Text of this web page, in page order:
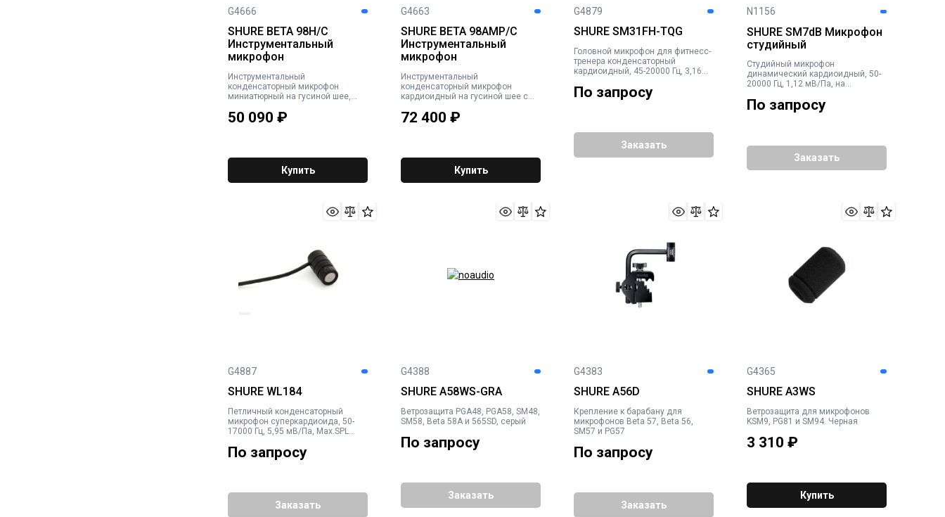
G4666
SHURE BETA 98H/C
Инструментальный
микрофон
Инструментальный
конденсаторный микрофон
миниатюрный на гусиной шее,
мВ/Па, Max.SPL 155 дБ (1 кОм),
163 дБ (2,5 кОм), XLR
50 090 ₽
Купить
G4663
SHURE BETA 98AMP/C
Инструментальный
микрофон
Инструментальный
конденсаторный микрофон
кардиоидный на гусиной шее с
A75M, 20-20000 Гц, 2,5 мВ/Па,
Max.SPL 157,5 дБ
72 400 ₽
Купить
G4879
SHURE SM31FH-TQG
Головной микрофон для фитнесс-
тренера конденсаторный
кардиоидный, 45-20000 Гц, 3,16
TA4F/TQG
По запросу
Заказать
N1156
SHURE SM7dB Микрофон
студийный
Студийный микрофон
динамический кардиоидный, 50-
20000 Гц, 1,12 мВ/Па, на
резьбой, ветрозащита,
встроенный предусилитель
По запросу
Заказать
G4887
SHURE WL184
Петличный конденсаторный
микрофон суперкардиоида, 50-
17000 Гц, 5,95 мВ/Па, Max.SPL
По запросу
Заказать
G4388
SHURE A58WS-GRA
Ветрозащита PGA48, PGA58, SM48,
SM58, Beta 58A и 565SD, серый
По запросу
Заказать
G4383
SHURE A56D
Крепление к барабану для
микрофонов Beta 57, Beta 56,
SM57 и PG57
По запросу
Заказать
G4365
SHURE A3WS
Ветрозащита для микрофонов
KSM9, PG81 и SM94. Черная
3 310 ₽
Купить